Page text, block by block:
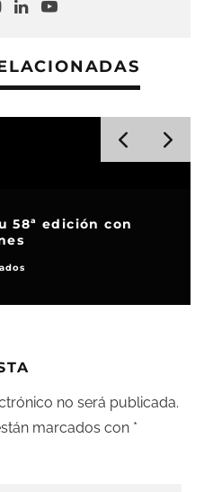
seleccionado para
no será publicada.
marcados con *